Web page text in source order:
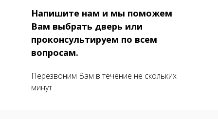
Напишите нам и мы поможем
Вам выбрать дверь или
проконсультируем по всем
вопросам.
Перезвоним Вам в течение не скольких
минут